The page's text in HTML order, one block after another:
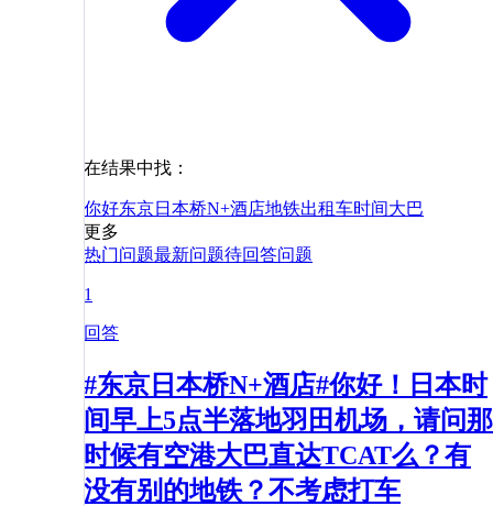
在结果中找：
你好东京日本桥N+酒店地铁出租车时间大巴
更多
热门问题最新问题待回答问题
1
回答
#东京日本桥N+酒店#你好！日本时
间早上5点半落地羽田机场，请问那
时候有空港大巴直达TCAT么？有
没有别的地铁？不考虑打车